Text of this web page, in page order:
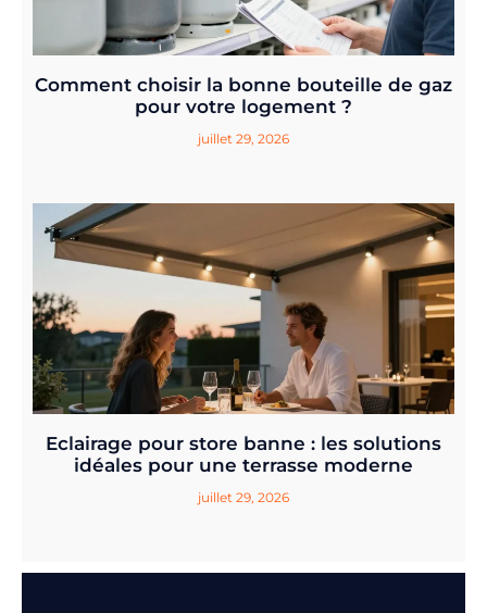
Comment choisir la bonne bouteille de gaz
pour votre logement ?
juillet 29, 2026
Eclairage pour store banne : les solutions
idéales pour une terrasse moderne
juillet 29, 2026